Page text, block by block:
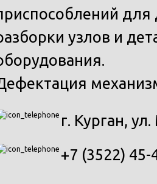
узлов и
г. Курган,
+7 (3522) 45-